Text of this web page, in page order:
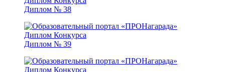
Диплом № 38
Диплом № 39